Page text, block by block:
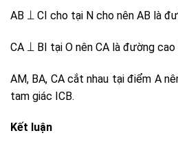
AB ⟘ CI cho tại N cho nên AB là
CA ⟘ BI tại O nên CA là đường
AM, BA, CA cắt nhau tại điểm A
tam giác ICB.
Kết luận